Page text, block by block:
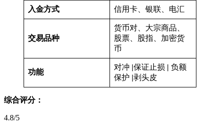
入金方式 信用卡、银联、电汇
交易品种
货币对、大宗商品、
股票、股指、加密货
币
功能
对冲 |保证止损 | 负额
保护 |剥头皮
综合评分：
4.8/5